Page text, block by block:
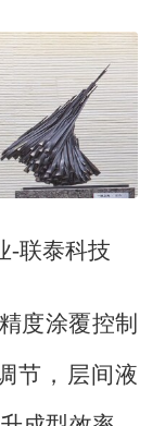
-联泰科技
度涂覆控制
节，层间液